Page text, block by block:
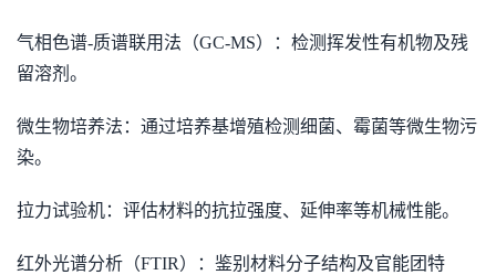
气相色谱-质谱联用法（GC-MS）：检测挥发性有机物及残
留溶剂。
微生物培养法：通过培养基增殖检测细菌、霉菌等微生物污
染。
拉力试验机：评估材料的抗拉强度、延伸率等机械性能。
红外光谱分析（FTIR）：鉴别材料分子结构及官能团特